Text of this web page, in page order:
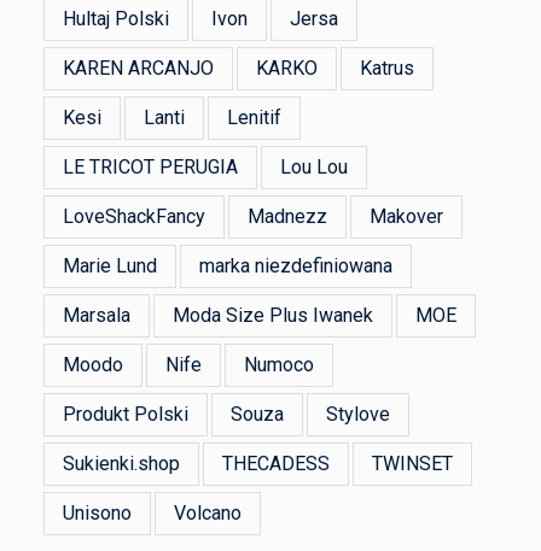
Hultaj Polski Ivon Jersa
KAREN ARCANJO KARKO Katrus
Kesi Lanti Lenitif
LE TRICOT PERUGIA Lou Lou
LoveShackFancy Madnezz Makover
Marie Lund marka niezdefiniowana
Marsala Moda Size Plus Iwanek MOE
Moodo Nife Numoco
Produkt Polski Souza Stylove
Sukienki.shop THECADESS TWINSET
Unisono Volcano